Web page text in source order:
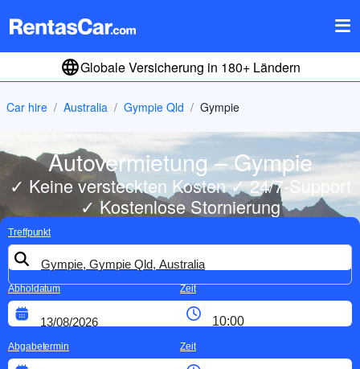
Globale Versicherung in 180+ Ländern
Car hire Australia Gympie Qld Gympie
Autovermietung – Gympie
✓ Keine versteckten Kosten ✓ 24/7-Support
✓ Kostenlose Stornierung
Treffpunkt
Abholdatum Zeit
Abgabetermin Zeit